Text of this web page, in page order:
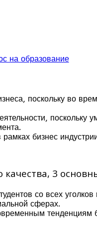
на образование
поскольку во
поскольку
бизнес
3
со всех уголков
сферах.